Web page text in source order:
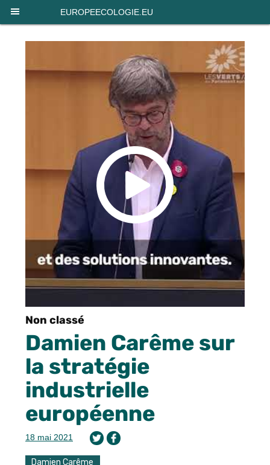
EUROPEECOLOGIE.EU
Non classé
Damien Carême sur
la stratégie
industrielle
européenne
18 mai 2021
Damien Carême